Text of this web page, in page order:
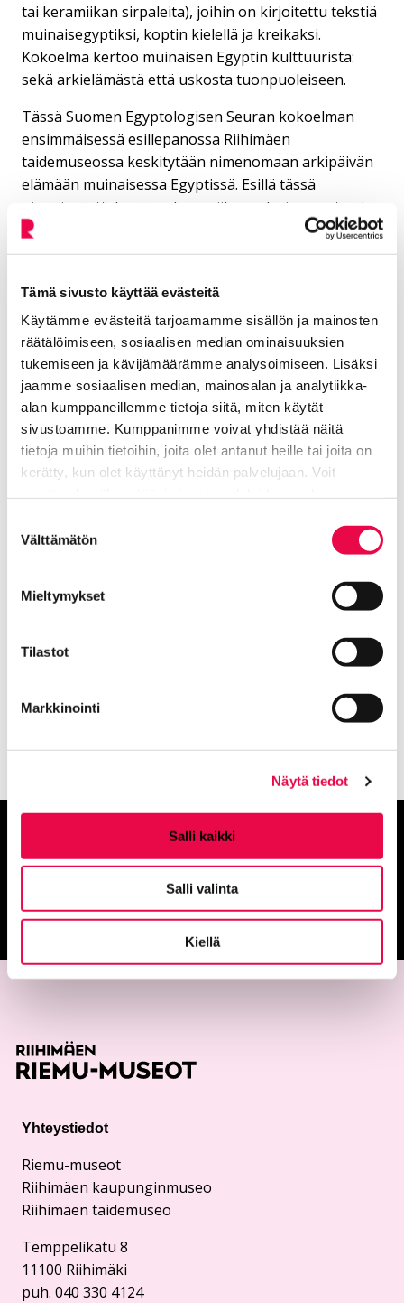
Tämä sivusto käyttää evästeitä
Käytämme evästeitä tarjoamamme sisällön ja mainosten
räätälöimiseen, sosiaalisen median ominaisuuksien
tukemiseen ja kävijämäärämme analysoimiseen. Lisäksi
jaamme sosiaalisen median, mainosalan ja analytiikka-
alan kumppaneillemme tietoja siitä, miten käytät
sivustoamme. Kumppanimme voivat yhdistää näitä
tietoja muihin tietoihin, joita olet antanut heille tai joita on
kerätty, kun olet käyttänyt heidän palvelujaan. Voit
valinta
Välttämätön
Mieltymykset
Tilastot
Markkinointi
Näytä tiedot
Salli kaikki
Salli valinta
Kiellä
tai keramiikan sirpaleita), joihin on kirjoitettu tekstiä
muinaisegyptiksi, koptin kielellä ja kreikaksi.
Kokoelma kertoo muinaisen Egyptin kulttuurista:
sekä arkielämästä että uskosta tuonpuoleiseen.
Tässä Suomen Egyptologisen Seuran kokoelman
ensimmäisessä esillepanossa Riihimäen
taidemuseossa keskitytään nimenomaan arkipäivän
elämään muinaisessa Egyptissä. Esillä tässä
pienoisnäyttelyssä on keramiikanpalasia, muutamia
pienesineitä sekä ostrakoneja. Näiden esineiden
kautta päästään tutustumaan muinaisen Egyptin
esillä toistaiseksi.
Esillä näyttelyssä on keramiikanpalasia, muutamia
Kuva: Ella Tommila
Anna palautetta
Palautepalvelu
Siirtyy ulkoiselle
Yhteystiedot
Riemu-museot
Riihimäen kaupunginmuseo
Riihimäen taidemuseo
Temppelikatu 8
11100 Riihimäki
puh. 040 330 4124